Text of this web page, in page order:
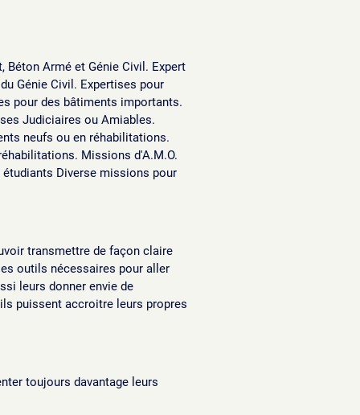
Béton Armé et Génie Civil. Expert
Génie Civil. Expertises pour
pour des bâtiments importants.
Judiciaires ou Amiables.
neufs ou en réhabilitations.
Missions d'A.M.O.
Diverse missions pour
transmettre de façon claire
outils nécessaires pour aller
leurs donner envie de
puissent accroitre leurs propres
toujours davantage leurs